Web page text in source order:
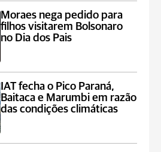
Moraes nega pedido para
filhos visitarem Bolsonaro
no Dia dos Pais
IAT fecha o Pico Paraná,
Baitaca e Marumbi em razão
das condições climáticas